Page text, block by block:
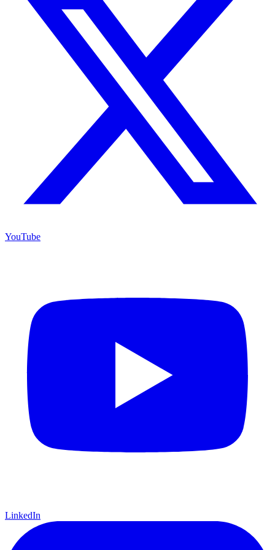
YouTube
LinkedIn